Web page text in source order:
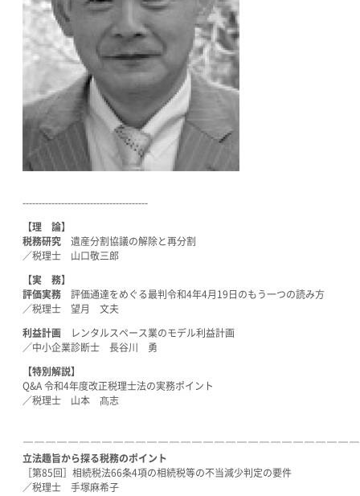
---------------------------------------
【理 論】
税務研究 遺産分割協議の解除と再分割
／税理士 山口敬三郎
【実 務】
評価実務 評価通達をめぐる最判令和4年4月19日のもう一つの読み方
／税理士 望月 文夫
利益計画 レンタルスペース業のモデル利益計画
／中小企業診断士 長谷川 勇
【特別解説】
Q&A 令和4年度改正税理士法の実務ポイント
／税理士 山本 髙志
立法趣旨から探る税務のポイント
［第85回］相続税法66条4項の相続税等の不当減少判定の要件
／税理士 手塚麻希子